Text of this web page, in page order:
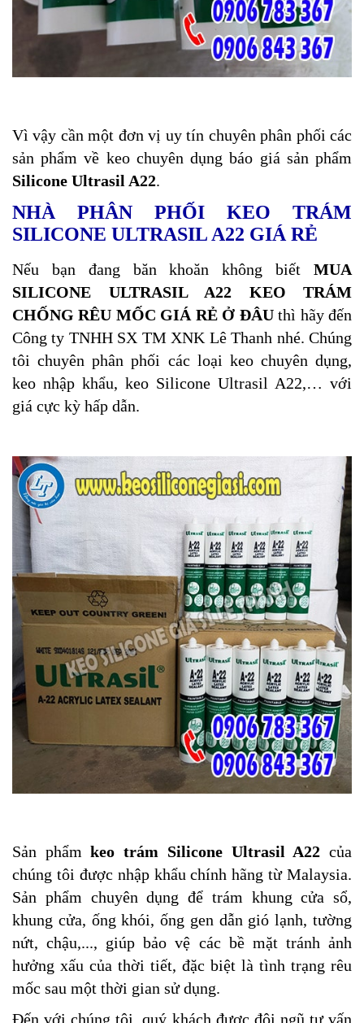
Vì vậy cần một đơn vị uy tín chuyên phân phối các
sản phẩm về keo chuyên dụng báo giá sản phẩm
Silicone Ultrasil A22.
NHÀ PHÂN PHỐI KEO TRÁM
SILICONE ULTRASIL A22 GIÁ RẺ
Nếu bạn đang băn khoăn không biết MUA
SILICONE ULTRASIL A22 KEO TRÁM
CHỐNG RÊU MỐC GIÁ RẺ Ở ĐÂUthì hãy đến
Công ty TNHH SX TM XNK Lê Thanh nhé. Chúng
tôi chuyên phân phối các loại keo chuyên dụng,
keo nhập khẩu, keo Silicone Ultrasil A22,… với
giá cực kỳ hấp dẫn.
Sản phẩmkeo trám Silicone Ultrasil A22 của
chúng tôi được nhập khẩu chính hãng từ Malaysia.
Sản phẩm chuyên dụng để trám khung cửa sổ,
khung cửa, ống khói, ống gen dẫn gió lạnh, tường
nứt, chậu,..., giúp bảo vệ các bề mặt tránh ảnh
hưởng xấu của thời tiết, đặc biệt là tình trạng rêu
mốc sau một thời gian sử dụng.
Đến với chúng tôi, quý khách được đội ngũ tư vấn